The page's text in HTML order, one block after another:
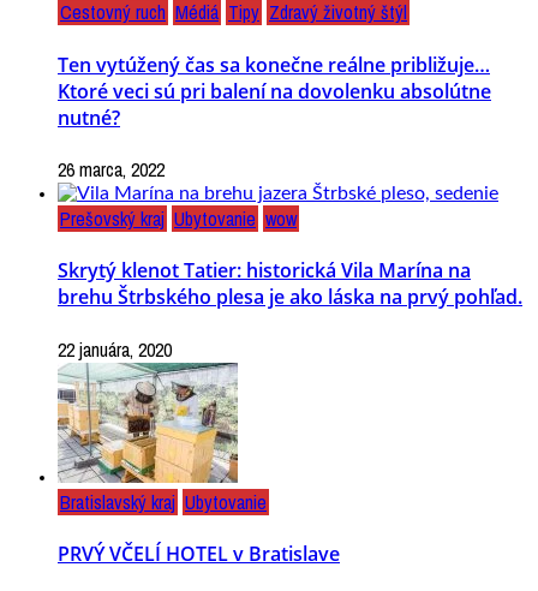
Cestovný ruch Médiá Tipy Zdravý životný štýl
Ten vytúžený čas sa konečne reálne približuje…
Ktoré veci sú pri balení na dovolenku absolútne
nutné?
26 marca, 2022
Prešovský kraj Ubytovanie wow
Skrytý klenot Tatier: historická Vila Marína na
brehu Štrbského plesa je ako láska na prvý pohľad.
22 januára, 2020
Bratislavský kraj Ubytovanie
PRVÝ VČELÍ HOTEL v Bratislave